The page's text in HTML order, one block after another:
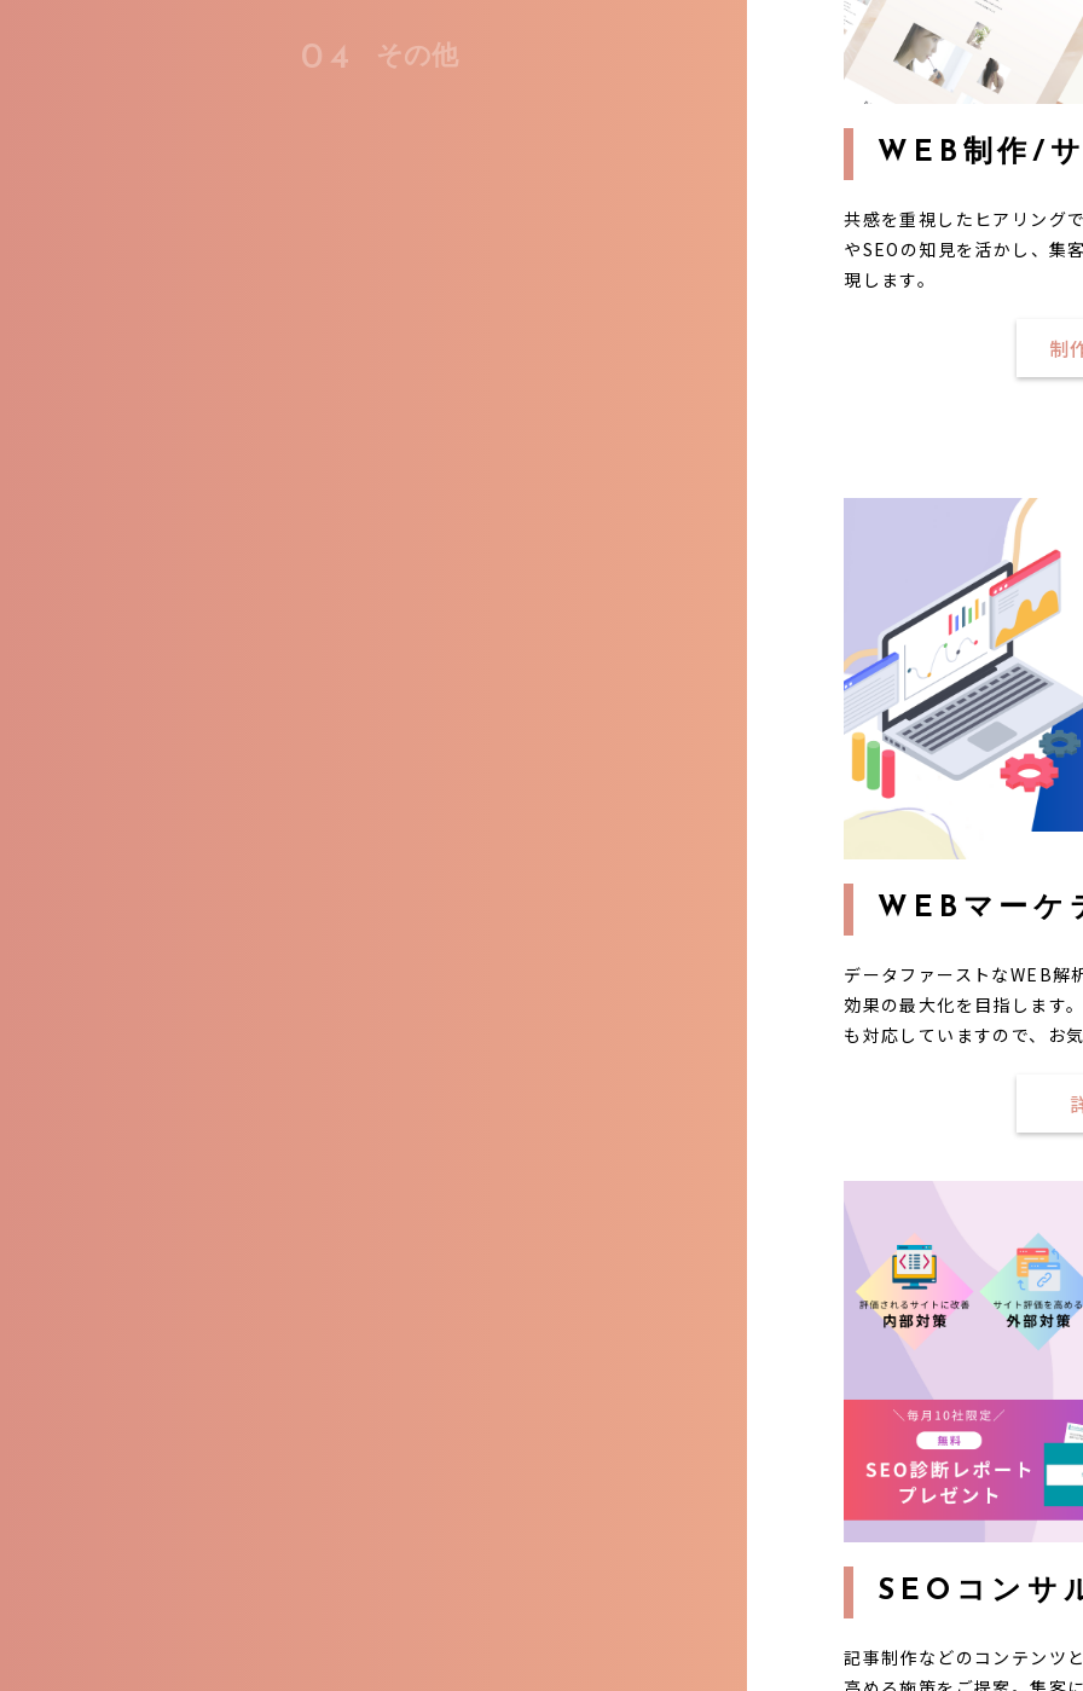
04 その他
WEB制作/
共感を重視したヒアリング
やSEOの知見を活かし、集
現します。
制
WEBマーケ
データファーストなWEB解
効果の最大化を目指します
も対応していますので、お
SEOコンサ
記事制作などのコンテンツ